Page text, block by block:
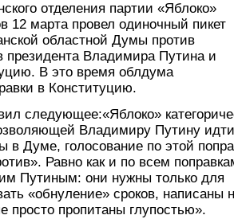
отделения партии «Яблоко»
12 марта провел одиночный пикет
областной Думы против
президента Владимира Путина и
В это время облдума
в Конституцию.
следующее:«Яблоко»
Владимиру Путину
в Думе, голосование по этой
Равно как и по всем
Путиным: они нужны только для
«обнуление» сроков, написаны
просто пропитаны глупостью».